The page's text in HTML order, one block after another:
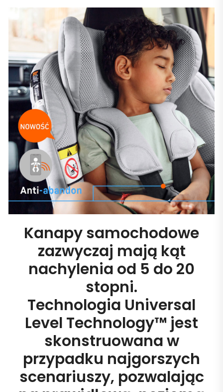
Kanapy samochodowe
zazwyczaj mają kąt
nachylenia od 5 do 20
stopni.
Technologia Universal
Level Technology™ jest
skonstruowana w
przypadku najgorszych
scenariuszy, pozwalając